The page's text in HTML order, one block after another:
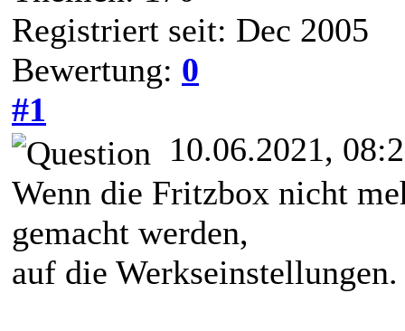
Registriert seit: Dec 2005
Bewertung: 0
#1
10.06.2021,
Wenn die Fritzbox nicht
gemacht werden,
auf die Werkseinstellungen.